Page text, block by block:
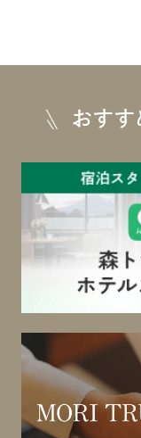
おすす